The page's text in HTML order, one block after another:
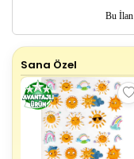
Bu İlan
Sana Özel